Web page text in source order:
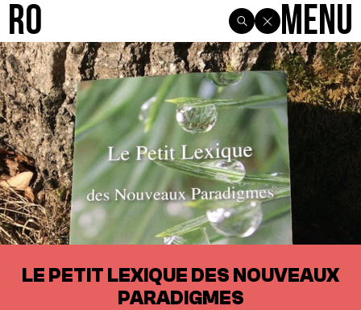
R0 Menu
LE PETIT LEXIQUE DES NOUVEAUX
PARADIGMES